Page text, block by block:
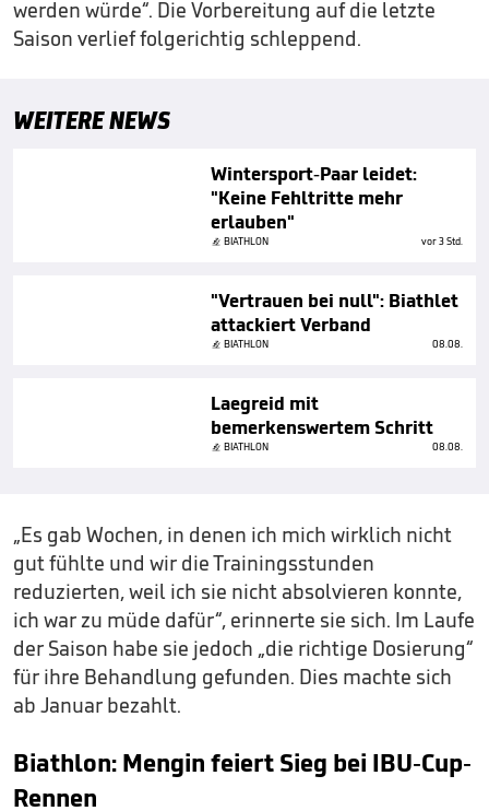
werden würde“. Die Vorbereitung auf die letzte
Saison verlief folgerichtig schleppend.
WEITERE NEWS
Wintersport-Paar leidet:
"Keine Fehltritte mehr
erlauben"
BIATHLON vor 3 Std.
"Vertrauen bei null": Biathlet
attackiert Verband
BIATHLON 08.08.
Laegreid mit
bemerkenswertem Schritt
BIATHLON 08.08.
„Es gab Wochen, in denen ich mich wirklich nicht
gut fühlte und wir die Trainingsstunden
reduzierten, weil ich sie nicht absolvieren konnte,
ich war zu müde dafür“, erinnerte sie sich. Im Laufe
der Saison habe sie jedoch „die richtige Dosierung“
für ihre Behandlung gefunden. Dies machte sich
ab Januar bezahlt.
Biathlon: Mengin feiert Sieg bei IBU-Cup-
Rennen